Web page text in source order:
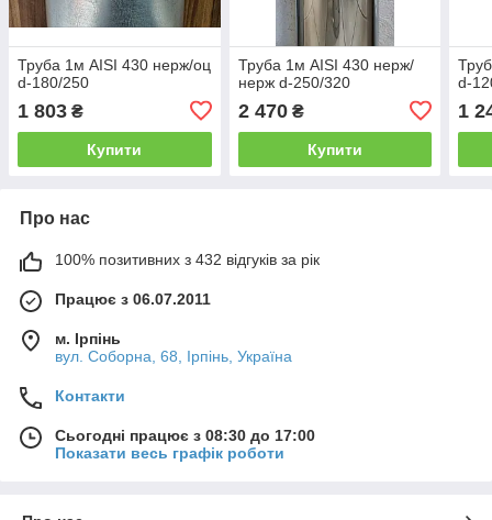
Труба 1м AISI 430 нерж/оц
d-180/250
1 803 ₴
Купити
Труба 1м AISI 430 нерж/
нерж d-250/320
2 470₴
Купити
d-
1
Про нас
100% позитивних з 432 відгуків за рік
Працює з 06.07.2011
м. Ірпінь
вул. Соборна, 68, Ірпінь, Україна
Контакти
Сьогодні працює з 08:30 до 17:00
Показати весь графік роботи